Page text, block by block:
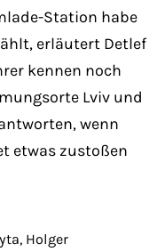
Station habe
erläutert Detlef
kennen noch
Lviv und
wenn
etwas zustoßen
Holger